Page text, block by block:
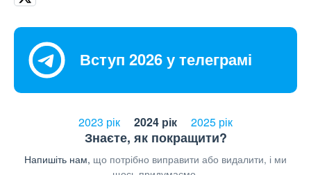
Вступ 2026 у телеграмі
2023 рік 2024 рік 2025 рік
Знаєте, як покращити?
Напишіть нам, що потрібно виправити або видалити, і ми